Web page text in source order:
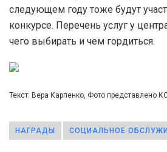
следующем году тоже будут
конкурсе. Перечень услуг у
чего выбирать и чем гордиться.
Текст: Вера Карпенко, Фото представлено
НАГРАДЫ СОЦИАЛЬНОЕ